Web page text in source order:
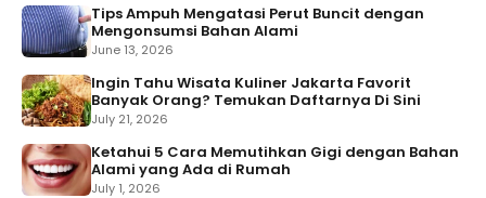
Tips Ampuh Mengatasi Perut Buncit dengan
Mengonsumsi Bahan Alami
June 13, 2026
Ingin Tahu Wisata Kuliner Jakarta Favorit
Banyak Orang? Temukan Daftarnya Di Sini
July 21, 2026
Ketahui 5 Cara Memutihkan Gigi dengan Bahan
Alami yang Ada di Rumah
July 1, 2026